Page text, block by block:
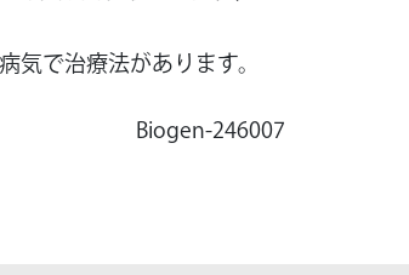
気で治療法があります。
Biogen-246007